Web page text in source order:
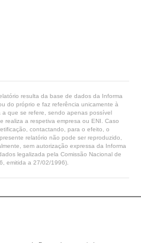
resulta da base de dados da Informa
do próprio e faz referência unicamente à
a que se refere, sendo apenas possível
realiza a respetiva empresa ou ENI. Caso
contactando, para o efeito, o
relatório não pode ser reproduzido,
sem autorização expressa da Informa
legalizada pela Comissão Nacional de
emitida a 27/02/1996).